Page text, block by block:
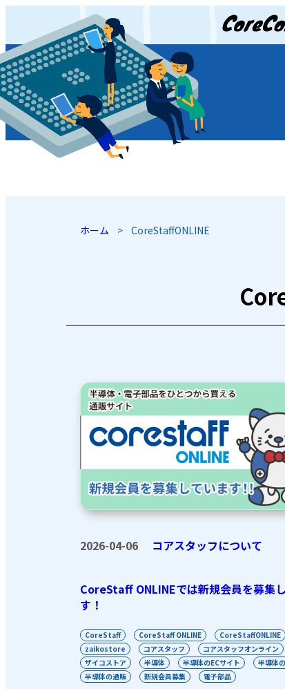
JP/EN
ホーム > CoreStaffONLINE
2026-04-06 コアスタッフについて
CoreStaff ONLINEでは新規会員を募集
す！
CoreStaff CoreStaff ONLINE
CoreStaffONLINE
zaikostore
コアスタッフ
コアスタッフオンライン
ザイコストア
半導体 半導体のECサイト
半導体
半導体の通販
新規会員募集 電子部品